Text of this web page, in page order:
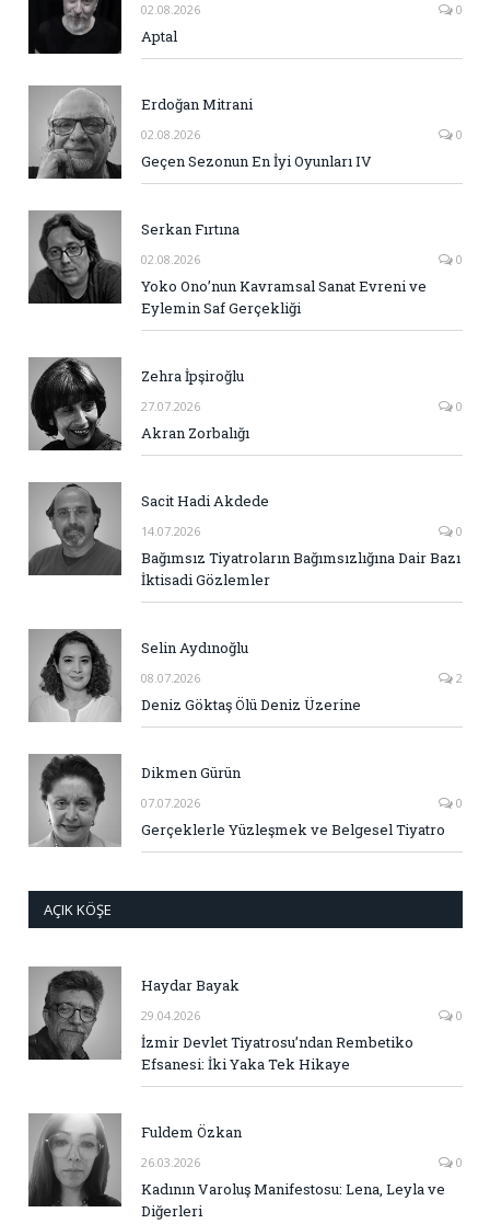
02.08.2026 0
Aptal
Erdoğan Mitrani
02.08.2026 0
Geçen Sezonun En İyi Oyunları IV
Serkan Fırtına
02.08.2026 0
Yoko Ono’nun Kavramsal Sanat Evreni ve
Eylemin Saf Gerçekliği
Zehra İpşiroğlu
27.07.2026 0
Akran Zorbalığı
Sacit Hadi Akdede
14.07.2026 0
Bağımsız Tiyatroların Bağımsızlığına Dair Bazı
İktisadi Gözlemler
Selin Aydınoğlu
08.07.2026 2
Deniz Göktaş Ölü Deniz Üzerine
Dikmen Gürün
07.07.2026 0
Gerçeklerle Yüzleşmek ve Belgesel Tiyatro
AÇIK KÖŞE
Haydar Bayak
29.04.2026 0
İzmir Devlet Tiyatrosu’ndan Rembetiko
Efsanesi: İki Yaka Tek Hikaye
Fuldem Özkan
26.03.2026 0
Kadının Varoluş Manifestosu: Lena, Leyla ve
Diğerleri